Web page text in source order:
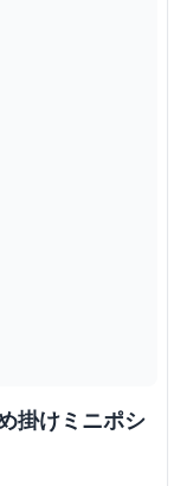
掛けミニポシ